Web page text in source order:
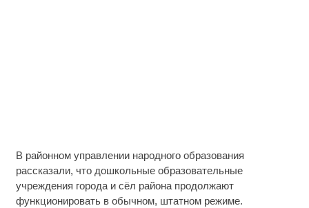
В районном управлении народного образования
рассказали, что дошкольные образовательные
учреждения города и сёл района продолжают
функционировать в обычном, штатном режиме.